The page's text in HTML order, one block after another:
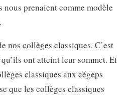
nous prenaient comme modèle
nos collèges classiques. C’est
ont atteint leur sommet. Et
classiques aux cégeps
que les collèges classiques